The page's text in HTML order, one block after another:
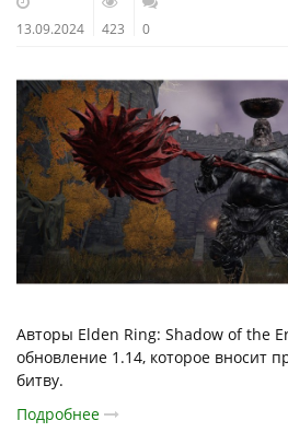
13.09.2024 423 0
Авторы Elden Ring: Shadow of the
обновление 1.14, которое вносит
битву.
Подробнее